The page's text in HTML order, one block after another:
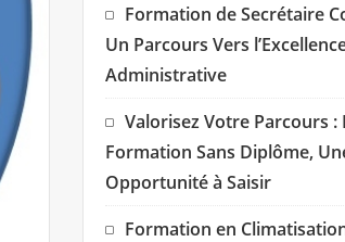
Formation de Secrétaire
Un Parcours Vers
Administrative
Valorisez Votre Parcours :
Formation Sans Diplôme,
Opportunité à Saisir
Formation en